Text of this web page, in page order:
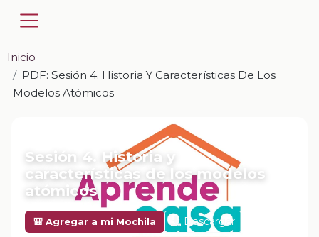
Inicio
PDF: Sesión 4. Historia Y Características De Los
Modelos Atómicos
Sesión 4. Historia y
características de los modelos
atómicos
🎒 Agregar a mi Mochila Descargar